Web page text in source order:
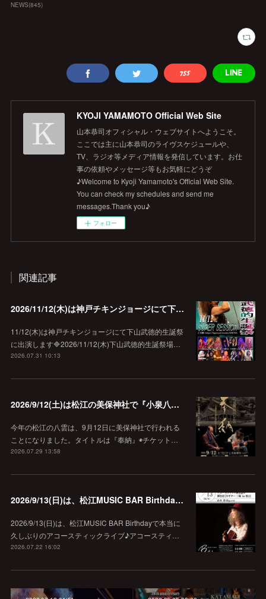
NEWS(845)
KYOJI YAMAMOTO Official Web Site
山本恭司オフィシャル・ウェブサイトへようこそ。
ここでは主に山本恭司のライヴスケジュールや、
TV、ラジオ等メディア情報を発信しています。お仕
事の依頼やメッセージ等もお気軽にどうぞ
♪Welcome to Kyoji Yamamoto's Official Web Site.
You can check my schedules and send me
messages.Thank you♪
フォロー
関連記事
2026/11/12(木)は神戸チキンジョージにて下山武徳的生誕祭に出演します♪
11/12(木)は神戸チキンジョージにて下山武徳的生誕祭
に出演します🔷2026/11/12(木)下山武徳的生誕祭場…
2026.07.31 10:13
2026/9/12(土)は松江の美保神社で『小泉八雲朗読のしらべ』
今年の松江の八雲は、9月12日に美保神社で行われる
ことになりました。タイトルは『奉納』◉チケット…
2026.07.29 13:58
2026/9/13(日)は、松江MUSIC BAR Birthdayでアコースティック弾き語り弾きまくりギター三昧♪
2026/9/13(日)は、松江MUSIC BAR Birthdayで本当に
久しぶりのアコースティックライブ♪アコースティ…
2026.07.22 16:02